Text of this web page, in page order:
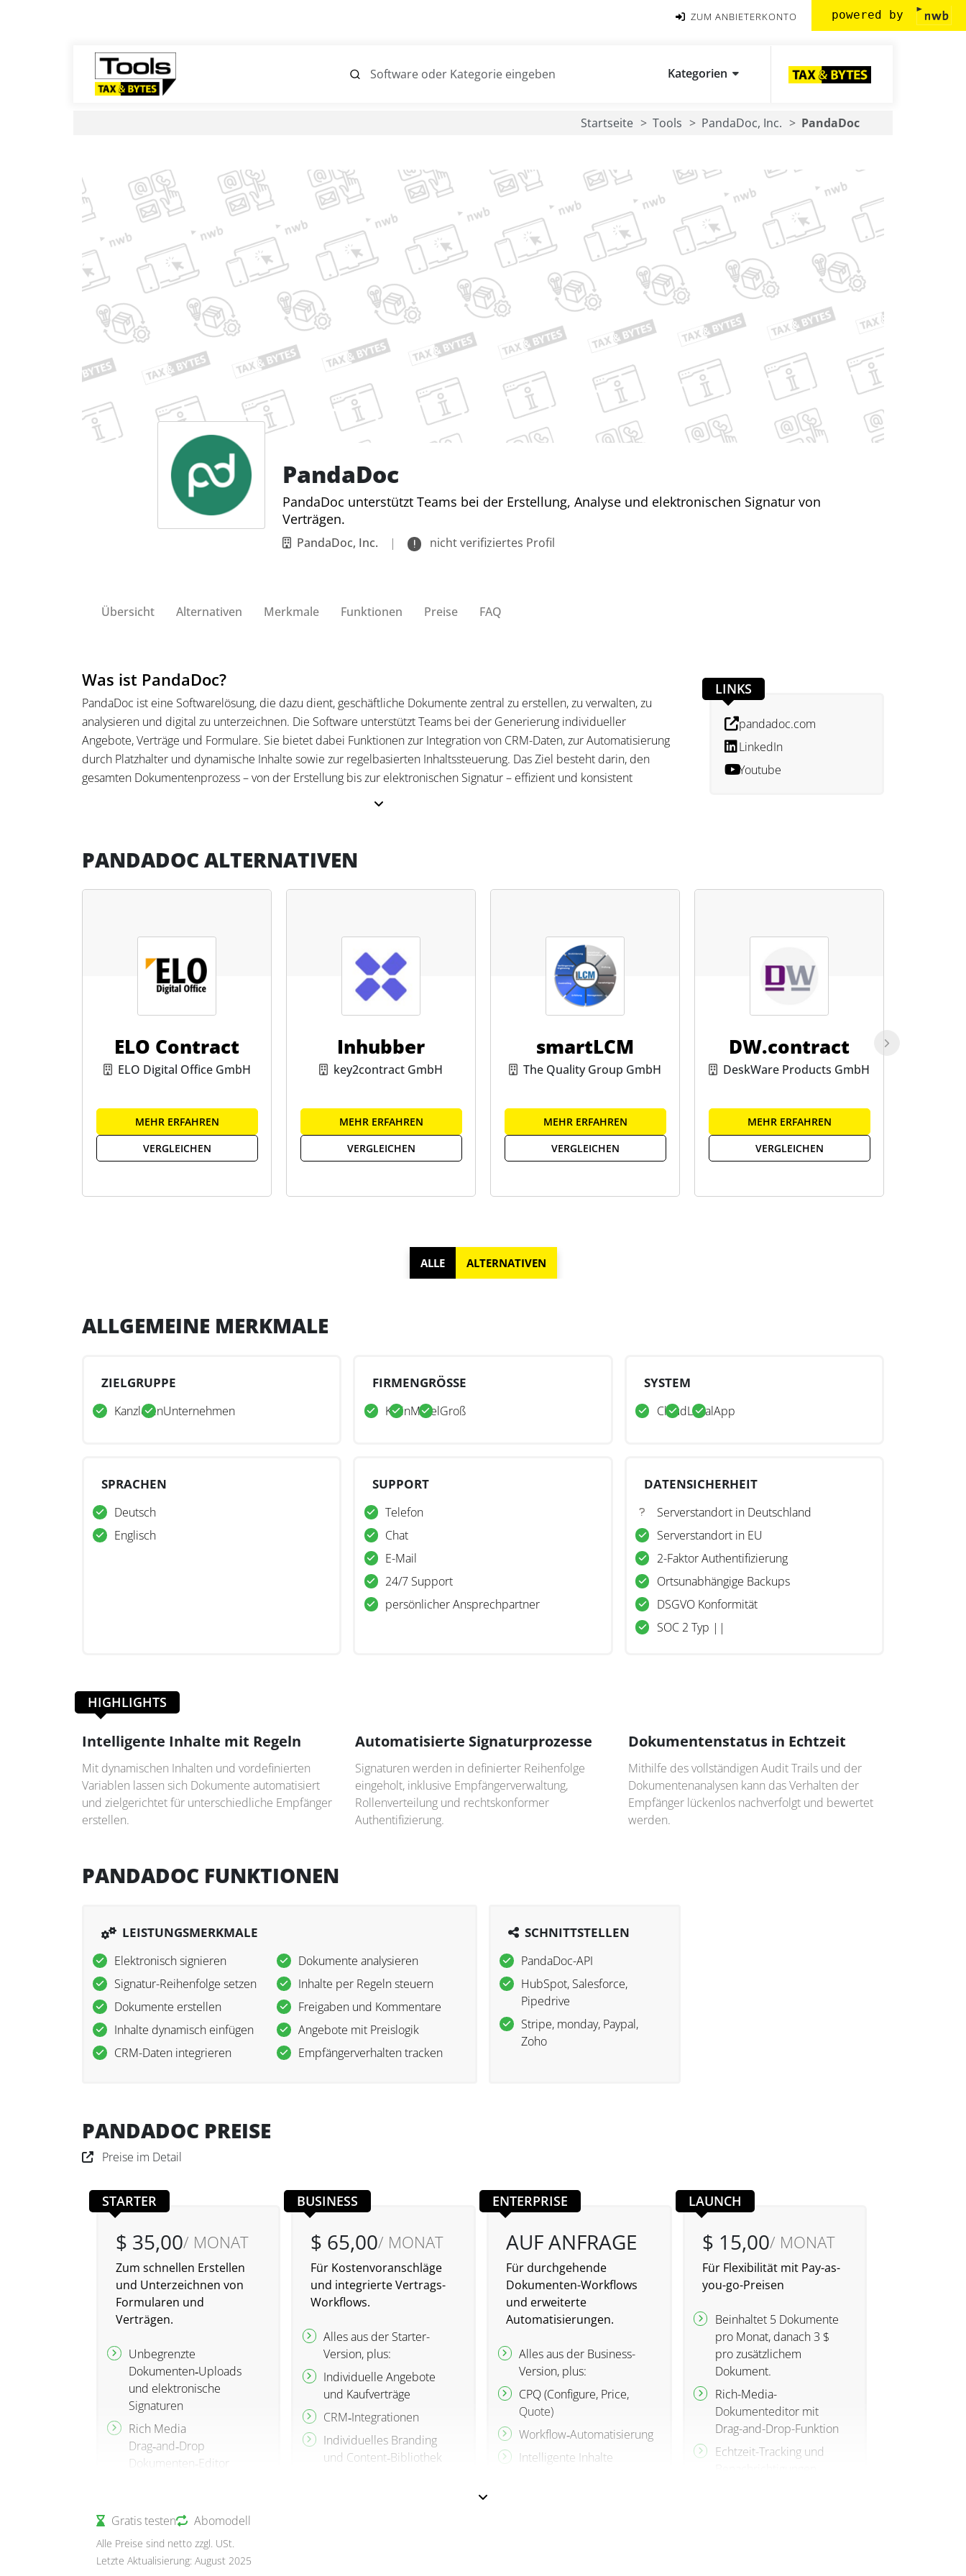
ZUM ANBIETERKONTO powered by
Kategorien
Startseite Tools PandaDoc, Inc. PandaDoc
PandaDoc
PandaDoc unterstützt Teams bei der Erstellung, Analyse und elektronischen Signatur von
Verträgen.
PandaDoc, Inc. | nicht verifiziertes Profil
Übersicht Alternativen Merkmale Funktionen Preise FAQ
Was ist PandaDoc?
PandaDoc ist eine Softwarelösung, die dazu dient, geschäftliche Dokumente zentral zu erstellen, zu verwalten, zu
analysieren und digital zu unterzeichnen. Die Software unterstützt Teams bei der Generierung individueller
Angebote, Verträge und Formulare. Sie bietet dabei Funktionen zur Integration von CRM-Daten, zur Automatisierung
durch Platzhalter und dynamische Inhalte sowie zur regelbasierten Inhaltssteuerung. Das Ziel besteht darin, den
gesamten Dokumentenprozess – von der Erstellung bis zur elektronischen Signatur – effizient und konsistent
Die Software automatisiert die Erstellung von Dokumenten, Genehmigungsprozessen und Signaturabläufen. Inhalte
Teams sind in der Lage, relevante Verträge zeitnah zu erstellen, rechtssicher unterzeichnen zu lassen und Zahlungen
Vertragsprozesse strukturiert und nachvollziehbar zu gestalten – mit vollständigem Audit Trail und
LINKS
pandadoc.com
LinkedIn
Youtube
PANDADOC ALTERNATIVEN
ELO Contract
ELO Digital Office GmbH
MEHR ERFAHREN
VERGLEICHEN
Inhubber
key2contract GmbH
MEHR ERFAHREN
VERGLEICHEN
smartLCM
The Quality Group GmbH
MEHR ERFAHREN
VERGLEICHEN
DW.contract
DeskWare Products GmbH
MEHR ERFAHREN
VERGLEICHEN
ALLE ALTERNATIVEN
ALLGEMEINE MERKMALE
ZIELGRUPPE
KanzleienUnternehmen
FIRMENGRÖSSE
KleinMittelGroß
SYSTEM
CloudLokalApp
SPRACHEN
Deutsch
Englisch
SUPPORT
Telefon
Chat
E-Mail
24/7 Support
persönlicher Ansprechpartner
DATENSICHERHEIT
Serverstandort in Deutschland
Serverstandort in EU
2-Faktor Authentifizierung
Ortsunabhängige Backups
DSGVO Konformität
SOC 2 Typ ||
HIGHLIGHTS
Intelligente Inhalte mit Regeln
Mit dynamischen Inhalten und vordefinierten
Variablen lassen sich Dokumente automatisiert
und zielgerichtet für unterschiedliche Empfänger
erstellen.
Automatisierte Signaturprozesse
Signaturen werden in definierter Reihenfolge
eingeholt, inklusive Empfängerverwaltung,
Rollenverteilung und rechtskonformer
Authentifizierung.
Dokumentenstatus in Echtzeit
Mithilfe des vollständigen Audit Trails und der
Dokumentenanalysen kann das Verhalten der
Empfänger lückenlos nachverfolgt und bewertet
werden.
PANDADOC FUNKTIONEN
LEISTUNGSMERKMALE
Elektronisch signieren
Signatur-Reihenfolge setzen
Dokumente erstellen
Inhalte dynamisch einfügen
CRM-Daten integrieren
Dokumente analysieren
Inhalte per Regeln steuern
Freigaben und Kommentare
Angebote mit Preislogik
Empfängerverhalten tracken
SCHNITTSTELLEN
PandaDoc-API
HubSpot, Salesforce,
Pipedrive
Stripe, monday, Paypal,
Zoho
PANDADOC PREISE
Preise im Detail
STARTER
$ 35,00/ MONAT
Zum schnellen Erstellen
und Unterzeichnen von
Formularen und
Verträgen.
Unbegrenzte
Dokumenten‑Uploads
und elektronische
Signaturen
Rich Media
Drag‑and‑Drop
Dokumenten‑Editor
Echtzeit
Support per E‑Mail und
Chat: rund um die Uhr
BUSINESS
$ 65,00/ MONAT
Für Kostenvoranschläge
und integrierte Vertrags-
Workflows.
Alles aus der Starter-
Version, plus:
Individuelle Angebote
und Kaufverträge
CRM‑Integrationen
Individuelles Branding
und Content‑Bibliothek
ENTERPRISE
AUF ANFRAGE
Für durchgehende
Dokumenten-Workflows
und erweiterte
Automatisierungen.
Alles aus der Business-
Version, plus:
CPQ (Configure, Price,
Quote)
Workflow‑Automatisierung
Intelligente Inhalte
LAUNCH
$ 15,00/ MONAT
Für Flexibilität mit Pay-as-
you-go-Preisen
Beinhaltet 5 Dokumente
pro Monat, danach 3 $
pro zusätzlichem
Dokument.
Rich-Media-
Dokumenteditor mit
Drag-and-Drop-Funktion
Echtzeit-Tracking und
Gratis testen Abomodell
Alle Preise sind netto zzgl. USt.
Letzte Aktualisierung: August 2025